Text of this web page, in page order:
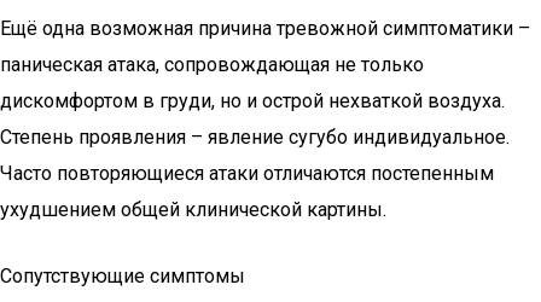
Ещё одна возможная причина тревожной симптоматики –
паническая атака, сопровождающая не только
дискомфортом в груди, но и острой нехваткой воздуха.
Степень проявления – явление сугубо индивидуальное.
Часто повторяющиеся атаки отличаются постепенным
ухудшением общей клинической картины.
Сопутствующие симптомы